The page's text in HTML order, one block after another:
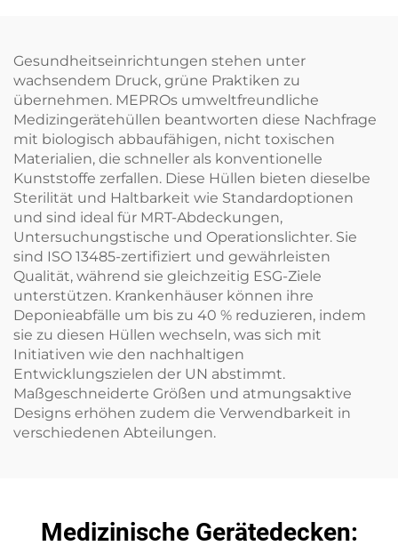
Gesundheitseinrichtungen stehen unter
wachsendem Druck, grüne Praktiken zu
übernehmen. MEPROs umweltfreundliche
Medizingerätehüllen beantworten diese Nachfrage
mit biologisch abbaufähigen, nicht toxischen
Materialien, die schneller als konventionelle
Kunststoffe zerfallen. Diese Hüllen bieten dieselbe
Sterilität und Haltbarkeit wie Standardoptionen
und sind ideal für MRT-Abdeckungen,
Untersuchungstische und Operationslichter. Sie
sind ISO 13485-zertifiziert und gewährleisten
Qualität, während sie gleichzeitig ESG-Ziele
unterstützen. Krankenhäuser können ihre
Deponieabfälle um bis zu 40 % reduzieren, indem
sie zu diesen Hüllen wechseln, was sich mit
Initiativen wie den nachhaltigen
Entwicklungszielen der UN abstimmt.
Maßgeschneiderte Größen und atmungsaktive
Designs erhöhen zudem die Verwendbarkeit in
verschiedenen Abteilungen.
Medizinische Gerätedecken: